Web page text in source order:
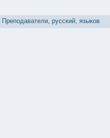
Преподаватели, русский, языков